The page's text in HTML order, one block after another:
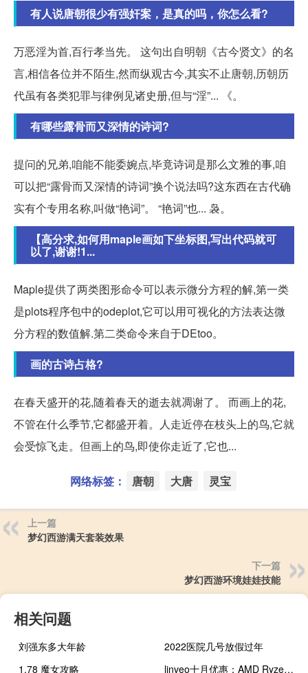
有人说唐朝很少有强奸案，是真的吗，你怎么看?
万恶淫为首,百行孝当先。 这句出自明朝《古今贤文》的名
言,相信各位并不陌生,然而纵观古今,其实不止唐朝,历朝历
代虽有各类犯罪与律例见诸史册,但与“淫”... 《。
有哪些露骨而又深情的诗词?
提问的兄弟,咱能不能委婉点,毕竟诗词是那么文雅的事,咱
可以把“露骨而又深情的诗词”换个说法吗?这东西在古代确
实有个专用名称,叫做“艳词”。 “艳词”也... 袅。
【高分求,如何用maple画如下坐标图,写出代码就可
以了,谢谢!1...
Maple提供了两类图形命令可以表示微分方程的解,第一类
是plots程序包中的odeplot,它可以用可视化的方法表达微
分方程的数值解.第二类命令来自于DEtoo。
画的古诗占格?
在春天盛开的花,随着春天的逝去就凋谢了。 而画上的花,
不管在什么季节,它都盛开着。人走近停在枝头上的鸟,它就
会受惊飞走。但画上的鸟,即使你走近了,它也...
网络标签： 唐朝 大唐 灵宝
上一篇
梦幻西游满天套装效果
下一篇
梦幻西游环境娃娃技能
相关问题
刘强东多大年龄
2022医院几号放假过年
1.78 魔女攻略
linveo十月优惠：AMD Ryzen KVM NVMe VPS 3.00美元/月起，4GB 10美元/月起，美国俄亥俄州机房